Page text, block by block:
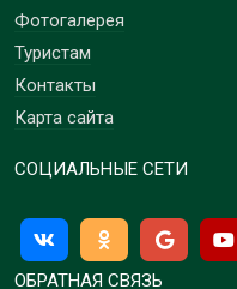
Фотогалерея
Туристам
Контакты
Карта сайта
СОЦИАЛЬНЫЕ СЕТИ
ОБРАТНАЯ СВЯЗЬ